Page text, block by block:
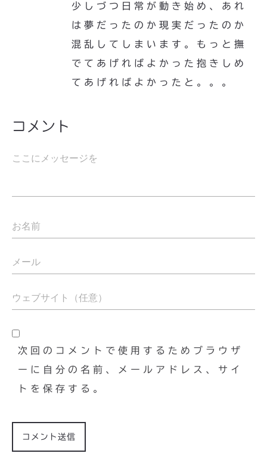
少しづつ日常が動き始め、あれ
は夢だったのか現実だったのか
混乱してしまいます。もっと撫
でてあげればよかった抱きしめ
てあげればよかったと。。。
コメント
次回のコメントで使用するためブラウザ
ーに自分の名前、メールアドレス、サイ
トを保存する。